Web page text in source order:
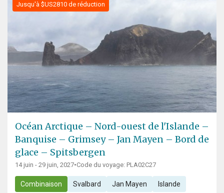
Jusqu'à $US2810 de réduction
Océan Arctique – Nord-ouest de l'Islande –
Banquise – Grimsey – Jan Mayen – Bord de
glace – Spitsbergen
14 juin - 29 juin, 2027•Code du voyage: PLA02C27
Combinaison Svalbard Jan Mayen Islande